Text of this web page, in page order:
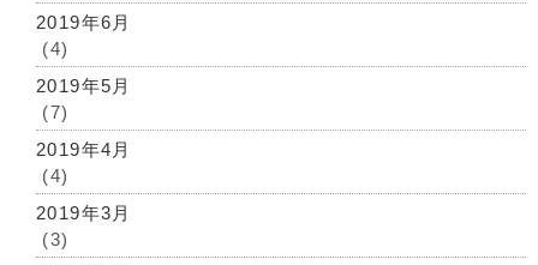
2019年6月
(4)
2019年5月
(7)
2019年4月
(4)
2019年3月
(3)